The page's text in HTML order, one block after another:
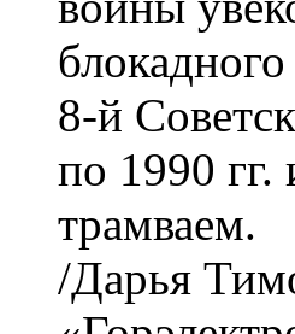
8-й
по 1990 гг.
трамваем.
/Дарья